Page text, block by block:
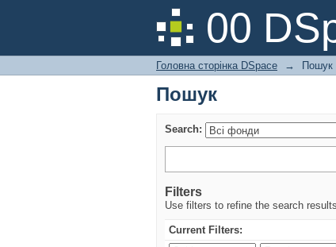
00
Пошук
Головна сторінка DSpace → Пошук
Пошук
Search:
Filters
Use filters to refine the search
Current Filters: